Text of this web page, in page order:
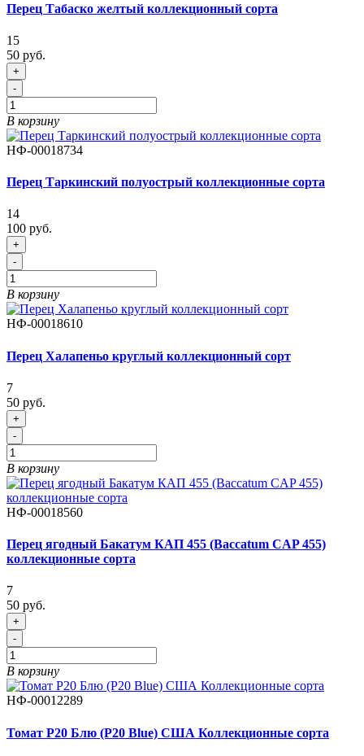
Перец Табаско желтый коллекционный сорта
15
50 руб.
+
-
В корзину
НФ-00018734
Перец Таркинский полуострый коллекционные сорта
14
100 руб.
+
-
В корзину
НФ-00018610
Перец Халапеньо круглый коллекционный сорт
7
50 руб.
+
-
В корзину
НФ-00018560
Перец ягодный Бакатум КАП 455 (Baccatum CAP 455)
коллекционные сорта
7
50 руб.
+
-
В корзину
НФ-00012289
Томат P20 Блю (Р20 Blue) США Коллекционные сорта